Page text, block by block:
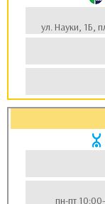
ул. Науки, 1Б,
пн-пт